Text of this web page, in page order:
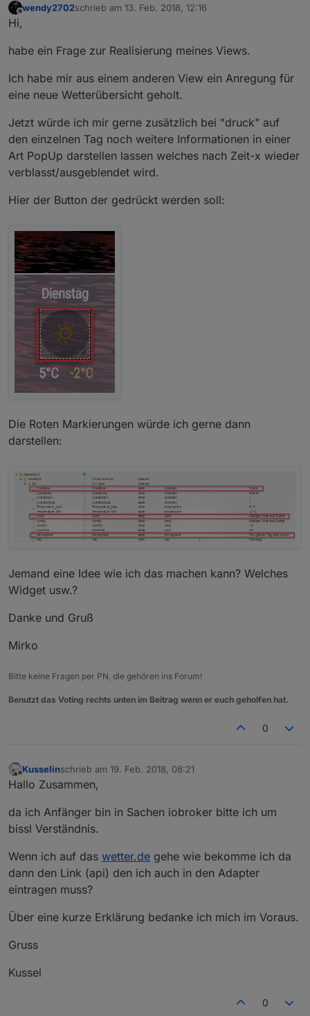
wendy2702schrieb am 13. Feb. 2018, 12:16
zuletzt editiert von
Hi,
habe ein Frage zur Realisierung meines Views.
Ich habe mir aus einem anderen View ein Anregung für
eine neue Wetterübersicht geholt.
Jetzt würde ich mir gerne zusätzlich bei "druck" auf
den einzelnen Tag noch weitere Informationen in einer
Art PopUp darstellen lassen welches nach Zeit-x wieder
verblasst/ausgeblendet wird.
Hier der Button der gedrückt werden soll:
Die Roten Markierungen würde ich gerne dann
darstellen:
Jemand eine Idee wie ich das machen kann? Welches
Widget usw.?
Danke und Gruß
Mirko
Bitte keine Fragen per PN, die gehören ins Forum!
Benutzt das Voting rechts unten im Beitrag wenn er euch geholfen hat.
0
Offline
Kusselinschrieb am 19. Feb. 2018, 08:21
zuletzt editiert von
Hallo Zusammen,
da ich Anfänger bin in Sachen iobroker bitte ich um
bissl Verständnis.
Wenn ich auf das wetter.de gehe wie bekomme ich da
dann den Link (api) den ich auch in den Adapter
eintragen muss?
Über eine kurze Erklärung bedanke ich mich im Voraus.
Gruss
Kussel
0